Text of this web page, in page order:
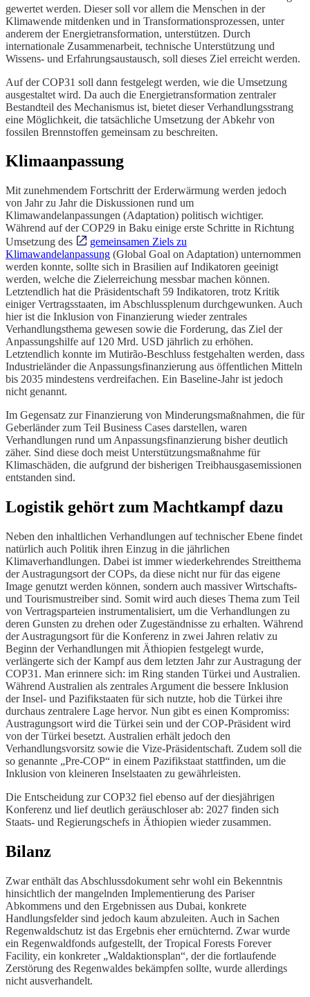
gewertet werden. Dieser soll vor allem die Menschen in der
Klimawende mitdenken und in Transformationsprozessen, unter
anderem der Energietransformation, unterstützen. Durch
internationale Zusammenarbeit, technische Unterstützung und
Wissens- und Erfahrungsaustausch, soll dieses Ziel erreicht werden.
Auf der COP31 soll dann festgelegt werden, wie die Umsetzung
ausgestaltet wird. Da auch die Energietransformation zentraler
Bestandteil des Mechanismus ist, bietet dieser Verhandlungsstrang
eine Möglichkeit, die tatsächliche Umsetzung der Abkehr von
fossilen Brennstoffen gemeinsam zu beschreiten.
Klimaanpassung
Mit zunehmendem Fortschritt der Erderwärmung werden jedoch
von Jahr zu Jahr die Diskussionen rund um
Klimawandelanpassungen (Adaptation) politisch wichtiger.
Während auf der COP29 in Baku einige erste Schritte in Richtung
Umsetzung des
gemeinsamen Ziels zu
Klimawandelanpassung (Global Goal on Adaptation) unternommen
werden konnte, sollte sich in Brasilien auf Indikatoren geeinigt
werden, welche die Zielerreichung messbar machen können.
Letztendlich hat die Präsidentschaft 59 Indikatoren, trotz Kritik
einiger Vertragsstaaten, im Abschlussplenum durchgewunken. Auch
hier ist die Inklusion von Finanzierung wieder zentrales
Verhandlungsthema gewesen sowie die Forderung, das Ziel der
Anpassungshilfe auf 120 Mrd. USD jährlich zu erhöhen.
Letztendlich konnte im Mutirão-Beschluss festgehalten werden, dass
Industrieländer die Anpassungsfinanzierung aus öffentlichen Mitteln
bis 2035 mindestens verdreifachen. Ein Baseline-Jahr ist jedoch
nicht genannt.
Im Gegensatz zur Finanzierung von Minderungsmaßnahmen, die für
Geberländer zum Teil Business Cases darstellen, waren
Verhandlungen rund um Anpassungsfinanzierung bisher deutlich
zäher. Sind diese doch meist Unterstützungsmaßnahme für
Klimaschäden, die aufgrund der bisherigen Treibhausgasemissionen
entstanden sind.
Logistik gehört zum Machtkampf dazu
Neben den inhaltlichen Verhandlungen auf technischer Ebene findet
natürlich auch Politik ihren Einzug in die jährlichen
Klimaverhandlungen. Dabei ist immer wiederkehrendes Streitthema
der Austragungsort der COPs, da diese nicht nur für das eigene
Image genutzt werden können, sondern auch massiver Wirtschafts-
und Tourismustreiber sind. Somit wird auch dieses Thema zum Teil
von Vertragsparteien instrumentalisiert, um die Verhandlungen zu
deren Gunsten zu drehen oder Zugeständnisse zu erhalten. Während
der Austragungsort für die Konferenz in zwei Jahren relativ zu
Beginn der Verhandlungen mit Äthiopien festgelegt wurde,
verlängerte sich der Kampf aus dem letzten Jahr zur Austragung der
COP31. Man erinnere sich: im Ring standen Türkei und Australien.
Während Australien als zentrales Argument die bessere Inklusion
der Insel- und Pazifikstaaten für sich nutzte, hob die Türkei ihre
durchaus zentralere Lage hervor. Nun gibt es einen Kompromiss:
Austragungsort wird die Türkei sein und der COP-Präsident wird
von der Türkei besetzt. Australien erhält jedoch den
Verhandlungsvorsitz sowie die Vize-Präsidentschaft. Zudem soll die
so genannte „Pre-COP“ in einem Pazifikstaat stattfinden, um die
Inklusion von kleineren Inselstaaten zu gewährleisten.
Die Entscheidung zur COP32 fiel ebenso auf der diesjährigen
Konferenz und lief deutlich geräuschloser ab: 2027 finden sich
Staats- und Regierungschefs in Äthiopien wieder zusammen.
Bilanz
Zwar enthält das Abschlussdokument sehr wohl ein Bekenntnis
hinsichtlich der mangelnden Implementierung des Pariser
Abkommens und den Ergebnissen aus Dubai, konkrete
Handlungsfelder sind jedoch kaum abzuleiten. Auch in Sachen
Regenwaldschutz ist das Ergebnis eher ernüchternd. Zwar wurde
ein Regenwaldfonds aufgestellt, der Tropical Forests Forever
Facility, ein konkreter „Waldaktionsplan“, der die fortlaufende
Zerstörung des Regenwaldes bekämpfen sollte, wurde allerdings
nicht ausverhandelt.